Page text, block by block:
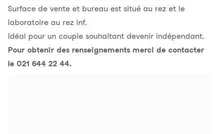
Surface de vente et bureau est situé au rez et le
laboratoire au rez inf.
Idéal pour un couple souhaitant devenir indépendant.
Pour obtenir des renseignements merci de contacter
le 021 644 22 44.